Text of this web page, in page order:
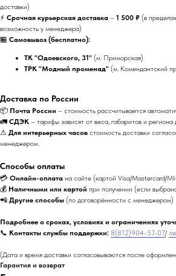
доставки)
⚡ Срочная курьерская доставка – 1 500 ₽ (в
возможность у менеджера)
🏪 Самовывоз (бесплатно):
ТК "Одоевского, 31" (м. Приморская)
ТРК "Модный променад" (м. Комендантский
Доставка по России
📦 Почта России – стоимость рассчитывается
🚛 СДЭК – тарифы зависят от веса, габаритов и региона
⚠ Для интерьерных часов стоимость доставки
менеджером.
Способы оплаты
💳 Онлайн-оплата на сайте (картой Visa/Mastercard/
💰 Наличными или картой при получении (если
📲 Другие способы (по договорённости с менеджером)
Подробнее о сроках, условиях и ограничениях
📞 Контакты службы поддержки: 8(812)904-57-07/
(Дата и время доставки согласовываются после
Гарантия и возврат